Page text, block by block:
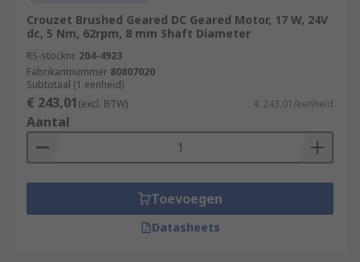
Crouzet Brushed Geared DC Geared Motor, 17 W, 24V
dc, 5 Nm, 62rpm, 8 mm Shaft Diameter
RS-stocknr. 204-4923
Fabrikantnummer 80807020
Subtotaal (1 eenheid)
€ 243,01(excl. BTW) € 243,01/eenheid
Aantal
Toevoegen
Datasheets